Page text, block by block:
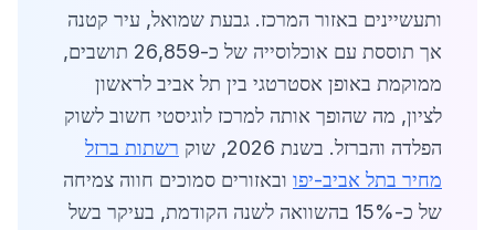
ותעשיינים באזור המרכז. גבעת שמואל, עיר קטנה
אך תוססת עם אוכלוסייה של כ-26,859 תושבים,
ממוקמת באופן אסטרטגי בין תל אביב לראשון
לציון, מה שהופך אותה למרכז לוגיסטי חשוב לשוק
הפלדה והברזל. בשנת 2026, שוק
רשתות ברזל
מחיר בתל אביב-יפו ובאזורים סמוכים חווה צמיחה
של כ-15% בהשוואה לשנה הקודמת, בעיקר בשל